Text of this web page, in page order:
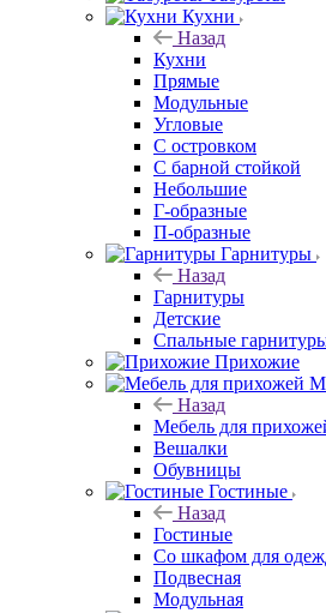
Кухни
Назад
Кухни
Прямые
Модульные
Угловые
С островком
С барной стойкой
Небольшие
Г-образные
П-образные
Гарнитуры
Назад
Гарнитуры
Детские
Спальные
Прихожие
Назад
Мебель для
Вешалки
Обувницы
Гостиные
Назад
Гостиные
Со шкафом для
Подвесная
Модульная